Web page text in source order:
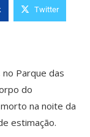
Twitter
Parque das
do
na noite da
estimação.